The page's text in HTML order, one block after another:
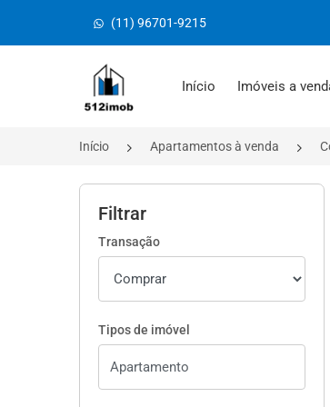
(11) 96701-9215
Página inicial
Início Imóveis a
Início Apartamentos à venda
Filtrar
Transação
Tipos de imóvel